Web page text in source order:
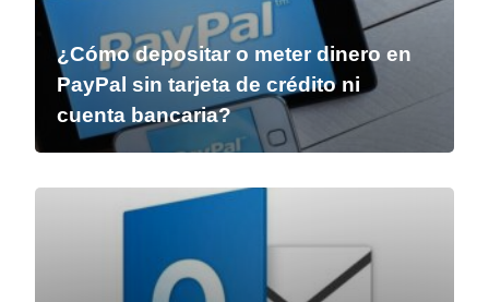
¿Cómo depositar o meter dinero en
PayPal sin tarjeta de crédito ni
cuenta bancaria?